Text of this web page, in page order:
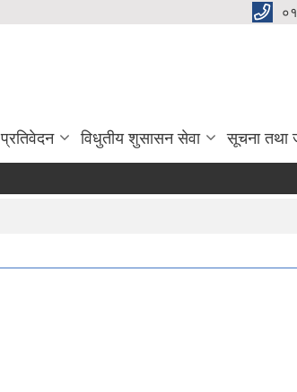
प्रतिवेदन विधुतीय शुसासन सेवा सूचना तथा